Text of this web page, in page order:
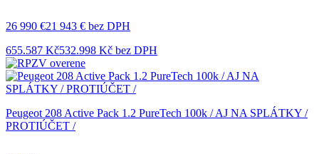
26 990 €21 943 € bez DPH
655.587 Kč532.998 Kč bez DPH
Peugeot 208 Active Pack 1.2 PureTech 100k / AJ NA SPLÁTKY /
PROTIÚČET /